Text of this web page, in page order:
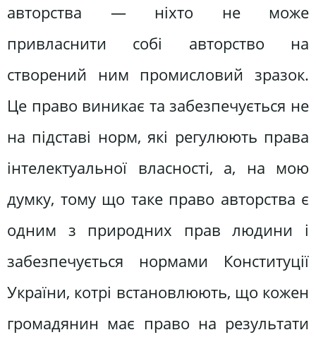
авторства — ніхто не може
привласнити собі авторство на
створений ним промисловий зразок.
Це право виникає та забезпечується не
на підставі норм, які регулюють права
інтелектуальної власності, а, на мою
думку, тому що таке право авторства є
одним з природних прав людини і
забезпечується нормами Конституції
України, котрі встановлюють, що кожен
громадянин має право на результати